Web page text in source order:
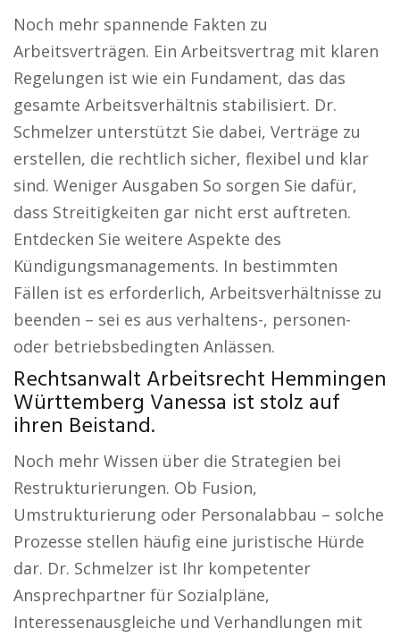
Noch mehr spannende Fakten zu
Arbeitsverträgen. Ein Arbeitsvertrag mit klaren
Regelungen ist wie ein Fundament, das das
gesamte Arbeitsverhältnis stabilisiert. Dr.
Schmelzer unterstützt Sie dabei, Verträge zu
erstellen, die rechtlich sicher, flexibel und klar
sind. Weniger Ausgaben So sorgen Sie dafür,
dass Streitigkeiten gar nicht erst auftreten.
Entdecken Sie weitere Aspekte des
Kündigungsmanagements. In bestimmten
Fällen ist es erforderlich, Arbeitsverhältnisse zu
beenden – sei es aus verhaltens-, personen-
oder betriebsbedingten Anlässen.
Rechtsanwalt Arbeitsrecht Hemmingen
Württemberg Vanessa ist stolz auf
ihren Beistand.
Noch mehr Wissen über die Strategien bei
Restrukturierungen. Ob Fusion,
Umstrukturierung oder Personalabbau – solche
Prozesse stellen häufig eine juristische Hürde
dar. Dr. Schmelzer ist Ihr kompetenter
Ansprechpartner für Sozialpläne,
Interessenausgleiche und Verhandlungen mit